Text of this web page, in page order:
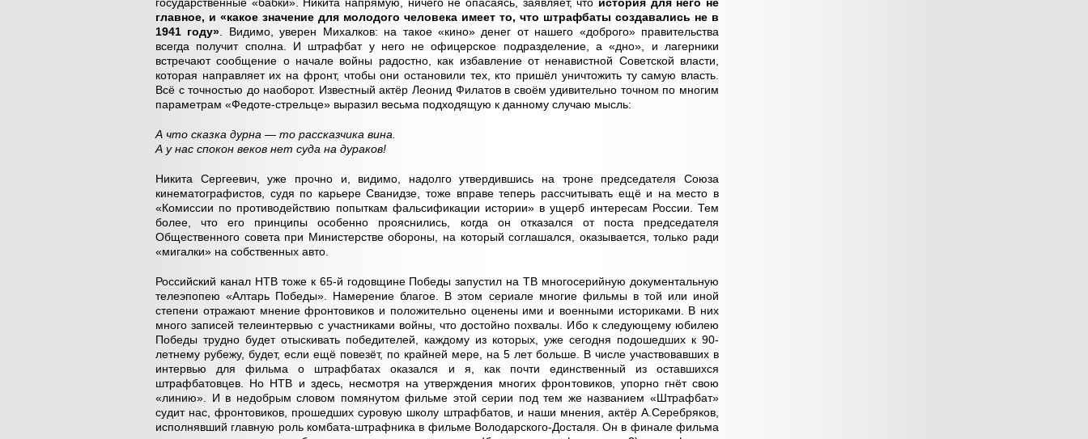
главное, и «какое значение для молодого человека имеет то, что штрафбаты создавались не в
1941 году» . Видимо, уверен Михалков: на такое «кино» денег от нашего «доброго» правительства
всегда получит сполна. И штрафбат у него не офицерское подразделение, а «дно», и лагерники
встречают сообщение о начале войны радостно, как избавление от ненавистной Советской власти,
которая направляет их на фронт, чтобы они остановили тех, кто пришёл уничтожить ту самую власть.
Всё с точностью до наоборот. Известный актёр Леонид Филатов в своём удивительно точном по многим
параметрам «Федоте-стрельце» выразил весьма подходящую к данному случаю мысль:
А что сказка дурна — то рассказчика вина.
А у нас спокон веков нет суда на дураков!
Никита Сергеевич, уже прочно и, видимо, надолго утвердившись на троне председателя Союза
кинематографистов, судя по карьере Сванидзе, тоже вправе теперь рассчитывать ещё и на место в
«Комиссии по противодействию попыткам фальсификации истории» в ущерб интересам России. Тем
более, что его принципы особенно прояснились, когда он отказался от поста председателя
Общественного совета при Министерстве обороны, на который соглашался, оказывается, только ради
«мигалки» на собственных авто.
Российский канал НТВ тоже к 65-й годовщине Победы запустил на ТВ многосерийную документальную
телеэпопею «Алтарь Победы». Намерение благое. В этом сериале многие фильмы в той или иной
степени отражают мнение фронтовиков и положительно оценены ими и военными историками. В них
много записей телеинтервью с участниками войны, что достойно похвалы. Ибо к следующему юбилею
Победы трудно будет отыскивать победителей, каждому из которых, уже сегодня подошедших к 90-
летнему рубежу, будет, если ещё повезёт, по крайней мере, на 5 лет больше. В числе участвовавших в
интервью для фильма о штрафбатах оказался и я, как почти единственный из оставшихся
штрафбатовцев. Но НТВ и здесь, несмотря на утверждения многих фронтовиков, упорно гнёт свою
«линию». И в недобрым словом помянутом фильме этой серии под тем же названием «Штрафбат»
судит нас, фронтовиков, прошедших суровую школу штрафбатов, и наши мнения, актёр А.Серебряков,
исполнявший главную роль комбата-штрафника в фильме Володарского-Досталя. Он в финале фильма